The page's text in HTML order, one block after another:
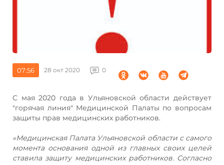
07:56 28 окт 2020 0
С мая 2020 года в Ульяновской области действует
"горячая линия" Медицинской Палаты по вопросам
защиты прав медицинских работников.
«Медицинская Палата Ульяновской области с самого
момента основания одной из главных своих целей
ставила защиту медицинских работников. Согласно